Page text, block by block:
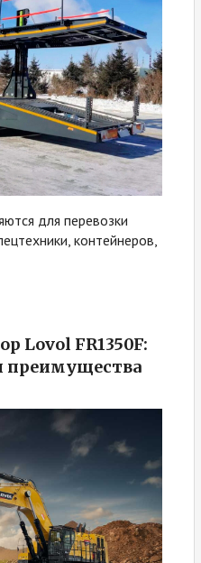
для перевозки
контейнеров,
Lovol FR1350F:
преимущества